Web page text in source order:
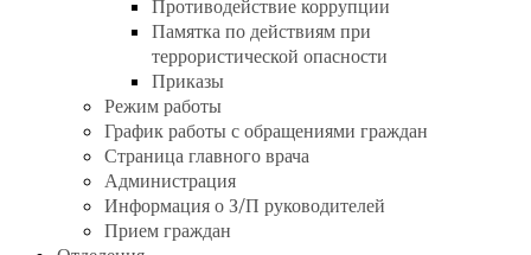
Противодействие коррупции
Памятка по действиям при
террористической опасности
Приказы
Режим работы
График работы с обращениями граждан
Страница главного врача
Администрация
Информация о З/П руководителей
Прием граждан